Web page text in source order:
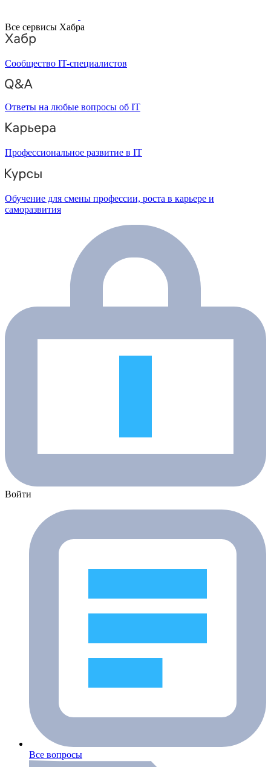
Все сервисы Хабра
Сообщество IT-специалистов
Ответы на любые вопросы об IT
Профессиональное развитие в IT
Обучение для смены профессии, роста в карьере и
саморазвития
Войти
Все вопросы